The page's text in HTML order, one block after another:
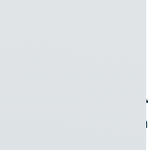
dan 40 jaar
voor intensief en